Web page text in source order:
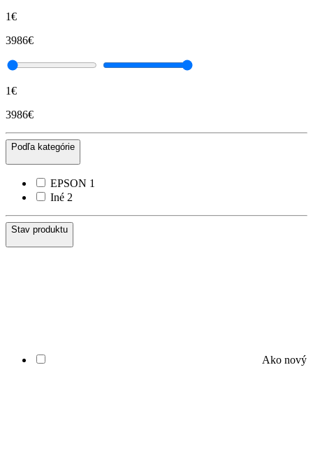
1€
3986€
1€
3986€
Podľa kategórie
EPSON 1
Iné 2
Stav produktu
Ako nový